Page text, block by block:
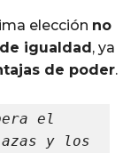
elección no
igualdad, ya
de poder.
el
y los